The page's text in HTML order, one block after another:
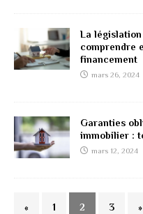
La
comprendre
financement
mars 26, 2024
Garanties
immobilier :
mars 12, 2024
« 1 2 3 »